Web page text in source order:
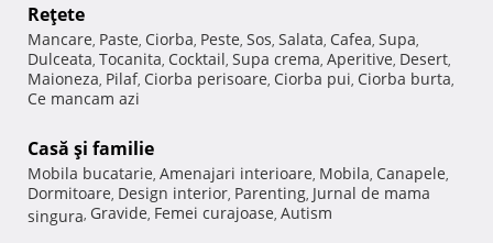
Reţete
Mancare, Paste, Ciorba, Peste, Sos, Salata, Cafea, Supa,
Dulceata, Tocanita, Cocktail, Supa crema, Aperitive, Desert,
Maioneza, Pilaf, Ciorba perisoare, Ciorba pui, Ciorba burta,
Ce mancam azi
Casă şi familie
Mobila bucatarie, Amenajari interioare, Mobila, Canapele,
Dormitoare, Design interior, Parenting, Jurnal de mama
singura, Gravide, Femei curajoase, Autism